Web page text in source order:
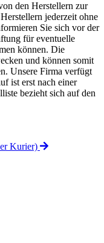
den Herstellern zur
jederzeit ohne
Sie sich vor der
für eventuelle
können. Die
und können somit
Unsere Firma verfügt
ist erst nach einer
bezieht sich auf den
Kurier)